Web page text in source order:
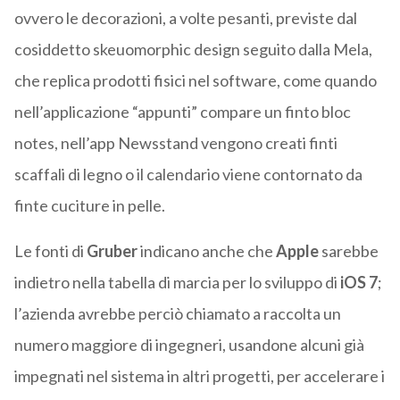
ovvero le decorazioni, a volte pesanti, previste dal
cosiddetto skeuomorphic design seguito dalla Mela,
che replica prodotti fisici nel software, come quando
nell’applicazione “appunti” compare un finto bloc
notes, nell’app Newsstand vengono creati finti
scaffali di legno o il calendario viene contornato da
finte cuciture in pelle.
Le fonti di Gruberindicano anche cheApplesarebbe
indietro nella tabella di marcia per lo sviluppo di iOS 7;
l’azienda avrebbe perciò chiamato a raccolta un
numero maggiore di ingegneri, usandone alcuni già
impegnati nel sistema in altri progetti, per accelerare i